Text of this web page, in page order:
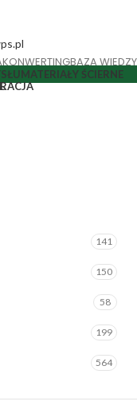
KONWERTINGBAZA WIEDZY
MATERIAŁY ŚCIERNE
141
150
58
199
564